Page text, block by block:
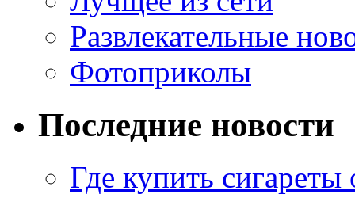
Развлекательные
Фотоприколы
Последние новости
Где купить